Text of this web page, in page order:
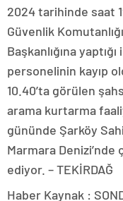
2024 tarihinde saat
Güvenlik
Başkanlığına
personelinin kayıp
10.40’ta görülen
arama kurtarma
gününde Şarköy
Marmara Denizi’nde
ediyor. – TEKİRDAĞ
Haber Kaynak :